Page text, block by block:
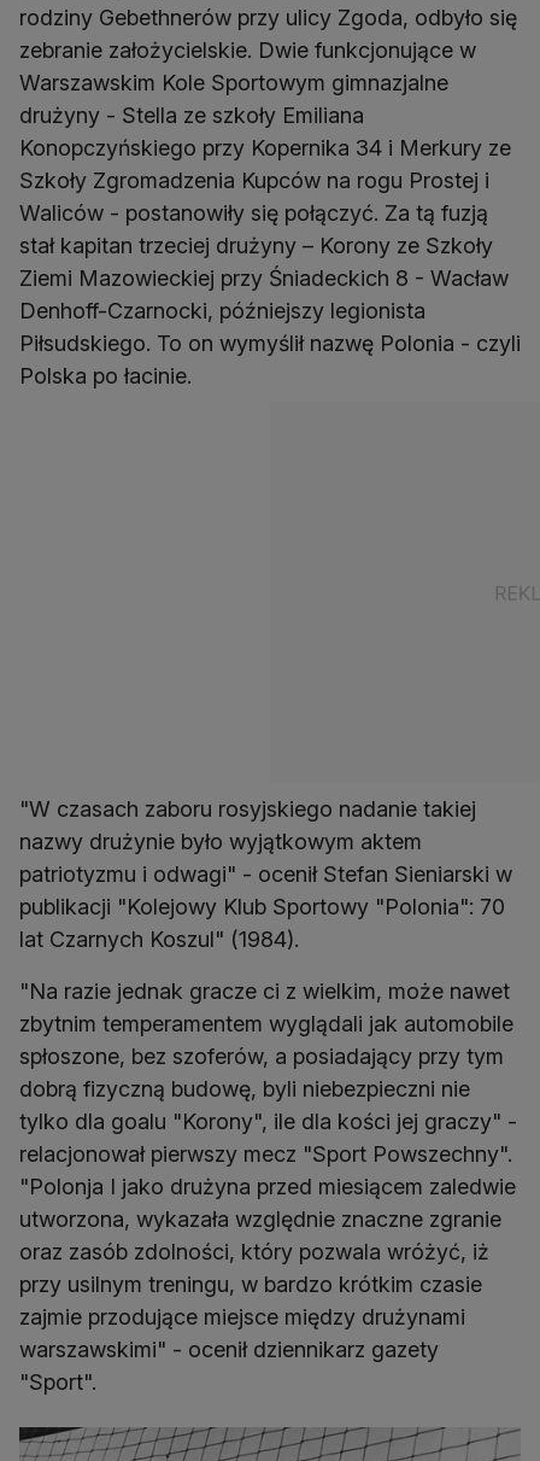
rodziny Gebethnerów przy ulicy Zgoda, odbyło się
zebranie założycielskie. Dwie funkcjonujące w
Warszawskim Kole Sportowym gimnazjalne
drużyny - Stella ze szkoły Emiliana
Konopczyńskiego przy Kopernika 34 i Merkury ze
Szkoły Zgromadzenia Kupców na rogu Prostej i
Waliców - postanowiły się połączyć. Za tą fuzją
stał kapitan trzeciej drużyny – Korony ze Szkoły
Ziemi Mazowieckiej przy Śniadeckich 8 - Wacław
Denhoff-Czarnocki, późniejszy legionista
Piłsudskiego. To on wymyślił nazwę Polonia - czyli
Polska po łacinie.
"W czasach zaboru rosyjskiego nadanie takiej
nazwy drużynie było wyjątkowym aktem
patriotyzmu i odwagi" - ocenił Stefan Sieniarski w
publikacji "Kolejowy Klub Sportowy "Polonia": 70
lat Czarnych Koszul" (1984).
"Na razie jednak gracze ci z wielkim, może nawet
zbytnim temperamentem wyglądali jak automobile
spłoszone, bez szoferów, a posiadający przy tym
dobrą fizyczną budowę, byli niebezpieczni nie
tylko dla goalu "Korony", ile dla kości jej graczy" -
relacjonował pierwszy mecz "Sport Powszechny".
"Polonja I jako drużyna przed miesiącem zaledwie
utworzona, wykazała względnie znaczne zgranie
oraz zasób zdolności, który pozwala wróżyć, iż
przy usilnym treningu, w bardzo krótkim czasie
zajmie przodujące miejsce między drużynami
warszawskimi" - ocenił dziennikarz gazety
"Sport".